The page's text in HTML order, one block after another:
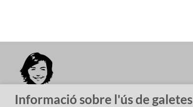
Informació sobre l'ús de galetes